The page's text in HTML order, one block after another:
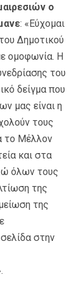
ο
: «Εύχομαι
Δημοτικού
ομοφωνία. Η
του
δείγμα που
μας είναι η
τους
το Μέλλον
και στα
όλων τους
της
της
στην